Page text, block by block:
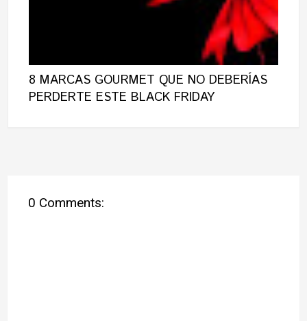
8 MARCAS GOURMET QUE NO DEBERÍAS
PERDERTE ESTE BLACK FRIDAY
0 Comments: